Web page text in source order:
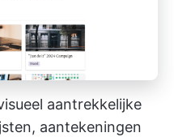
aantrekkelijke
aantekeningen